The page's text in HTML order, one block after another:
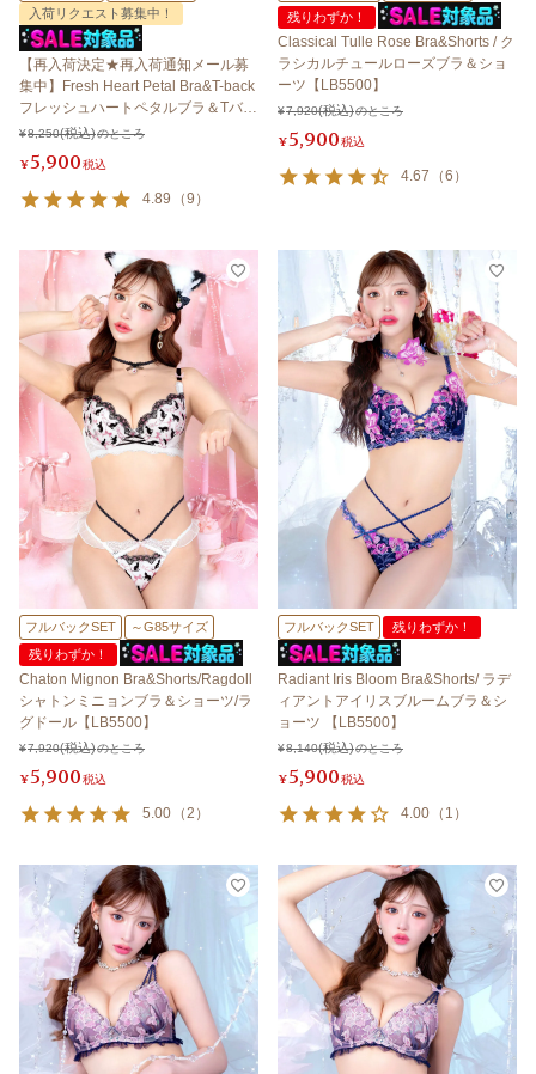
入荷リクエスト募集中！
【再入荷決定★再入荷通知メール募
集中】Fresh Heart Petal Bra&T-back
フレッシュハートペタルブラ＆Tバッ
ク 【LB5500】
¥8,250 のところ
¥5,900税込
4.89 （9 ）
残りわずか！
Classical Tulle Rose Bra&Shorts / ク
ラシカルチュールローズブラ＆ショ
ーツ【LB5500】
¥7,920 のところ
¥5,900税込
4.67 （6 ）
フルバックSET
～G85サイズ
残りわずか！
Chaton Mignon Bra&Shorts/Ragdoll
シャトンミニョンブラ＆ショーツ/ラ
グドール【LB5500】
¥7,920 のところ
¥5,900税込
5.00 （2 ）
フルバックSET 残りわずか！
Radiant Iris Bloom Bra&Shorts/ ラデ
ィアントアイリスブルームブラ＆シ
ョーツ 【LB5500】
¥8,140 のところ
¥5,900税込
4.00 （ 1 ）